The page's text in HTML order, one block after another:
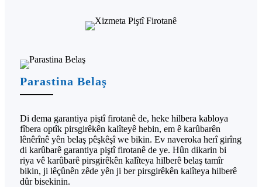
Parastina Belaş
Di dema garantiya piştî firotanê de, heke hilbera kabloya
fîbera optîk pirsgirêkên kalîteyê hebin, em ê karûbarên
lênêrînê yên belaş pêşkêşî we bikin. Ev naveroka herî girîng
di karûbarê garantiya piştî firotanê de ye. Hûn dikarin bi
riya vê karûbarê pirsgirêkên kalîteya hilberê belaş tamîr
bikin, ji lêçûnên zêde yên ji ber pirsgirêkên kalîteya hilberê
dûr bisekinin.